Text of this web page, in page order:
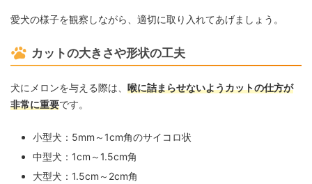
愛犬の様子を観察しながら、適切に取り入れてあげましょう。
カットの大きさや形状の工夫
犬にメロンを与える際は、 喉に詰まらせないようカットの仕方が
非常に重要です。
小型犬：5mm～1cm角のサイコロ状
中型犬：1cm～1.5cm角
大型犬：1.5cm～2cm角